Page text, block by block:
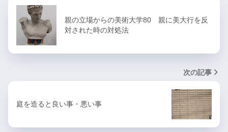
親の立場からの美術大学80 親に美大行を反
対された時の対処法
次の記事
庭を造ると良い事・悪い事